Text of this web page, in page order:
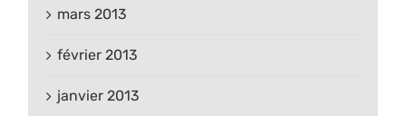
mars 2013
février 2013
janvier 2013